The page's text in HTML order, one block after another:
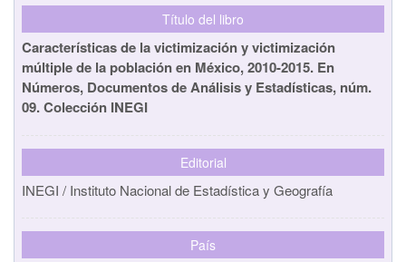
Título del libro
Características de la victimización y victimización
múltiple de la población en México, 2010-2015. En
Números, Documentos de Análisis y Estadísticas, núm.
09. Colección INEGI
Editorial
INEGI / Instituto Nacional de Estadística y Geografía
País